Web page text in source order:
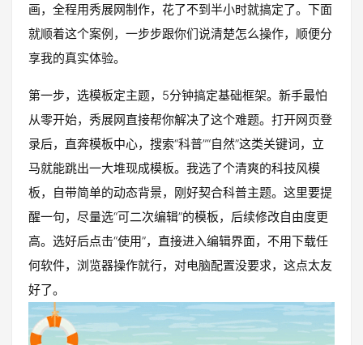
画，全程用秀展网制作，花了不到半小时就搞定了。下面
就顺着这个案例，一步步跟你们说清楚怎么操作，顺便分
享我的真实体验。
第一步，选模板定主题，5分钟搞定基础框架。新手最怕
从零开始，秀展网直接帮你解决了这个难题。打开网页登
录后，直奔模板中心，搜索“科普”“自然”这类关键词，立
马就能跳出一大堆现成模板。我选了个清爽的科技风模
板，自带简单的动态背景，刚好契合科普主题。这里要提
醒一句，尽量选“可二次编辑”的模板，后续修改自由度更
高。选好后点击“使用”，直接进入编辑界面，不用下载任
何软件，浏览器操作就行，对电脑配置没要求，这点太友
好了。